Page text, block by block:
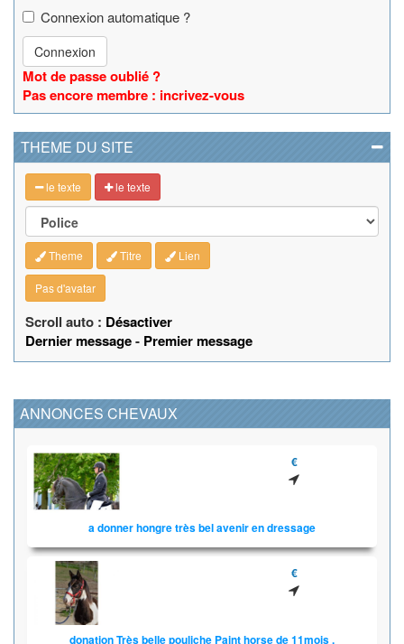
Connexion automatique ?
Connexion
Mot de passe oublié ?
Pas encore membre : incrivez-vous
THEME DU SITE
le texte le texte
Theme Titre Lien
Pas d'avatar
Scroll auto : Désactiver
Dernier message- Premier message
ANNONCES CHEVAUX
€
a donner hongre très bel avenir en dressage
€
donation Très belle pouliche Paint horse de 11mois .